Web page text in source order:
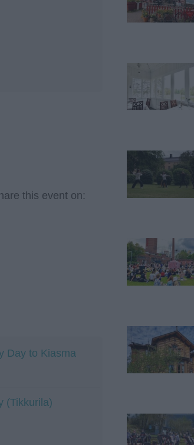
this event on:
Day to Kiasma
(Tikkurila)